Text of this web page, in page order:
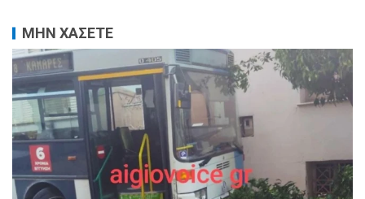
ΜΗΝ ΧΑΣΕΤΕ